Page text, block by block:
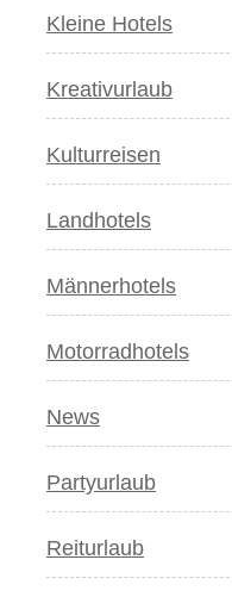
Kleine Hotels
Kreativurlaub
Kulturreisen
Landhotels
Männerhotels
Motorradhotels
News
Partyurlaub
Reiturlaub